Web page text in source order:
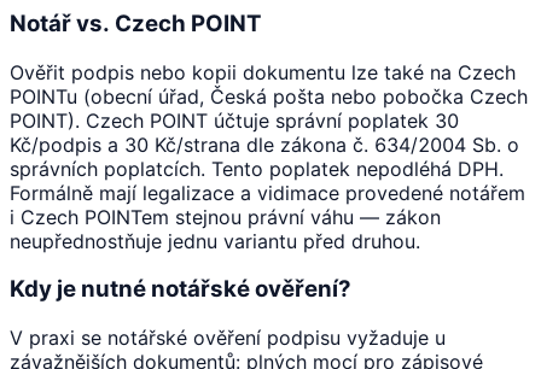
Notář vs. Czech POINT
Ověřit podpis nebo kopii dokumentu lze také na Czech
POINTu (obecní úřad, Česká pošta nebo pobočka Czech
POINT). Czech POINT účtuje správní poplatek 30
Kč/podpis a 30 Kč/strana dle zákona č. 634/2004 Sb. o
správních poplatcích. Tento poplatek nepodléhá DPH.
Formálně mají legalizace a vidimace provedené notářem
i Czech POINTem stejnou právní váhu — zákon
neupřednostňuje jednu variantu před druhou.
Kdy je nutné notářské ověření?
V praxi se notářské ověření podpisu vyžaduje u
závažnějších dokumentů: plných mocí pro zápisové